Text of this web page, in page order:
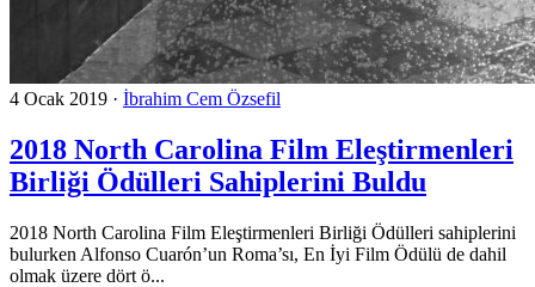
4 Ocak 2019 · İbrahim Cem Özsefil
2018 North Carolina Film Eleştirmenleri
Birliği Ödülleri Sahiplerini Buldu
2018 North Carolina Film Eleştirmenleri Birliği Ödülleri sahiplerini
bulurken Alfonso Cuarón’un Roma’sı, En İyi Film Ödülü de dahil
olmak üzere dört ö...